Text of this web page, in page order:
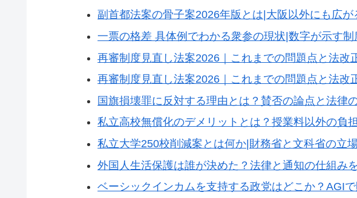
副首都法案の骨子案2026年版とは|大阪以外にも広が
一票の格差 具体例でわかる衆参の現状|数字が示す制
再審制度見直し法案2026｜これまでの問題点と法改
再審制度見直し法案2026｜これまでの問題点と法改
国旗損壊罪に反対する理由とは？賛否の論点と法律
私立高校無償化のデメリットとは？授業料以外の負
私立大学250校削減案とは何か|財務省と文科省の立
外国人生活保護は誰が決めた？法律と通知の仕組み
ベーシックインカムを支持する政党はどこか？AGI